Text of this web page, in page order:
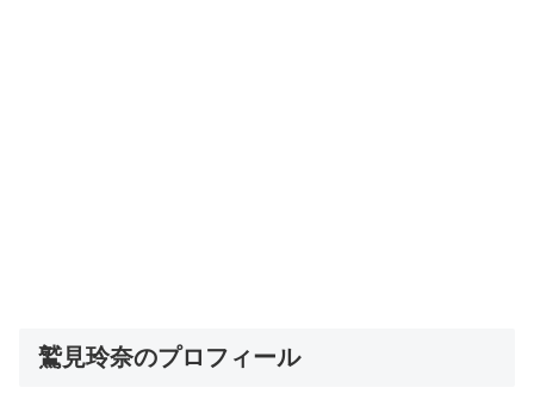
鷲見玲奈のプロフィール